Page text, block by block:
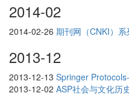
2014-02
2014-02-26 期刊网（CNKI）
2013-12
2013-12-13 Springer
2013-12-02 ASP社会与文化历